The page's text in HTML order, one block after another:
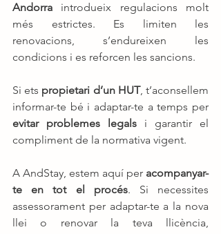
Andorra introdueix regulacions molt
més estrictes. Es limiten les
renovacions, s’endureixen les
condicions i es reforcen les sancions.
Si ets propietari d’un HUT, t’aconsellem
evitar problemes legals i garantir el
compliment de la normativa vigent.
A AndStay, estem aquí per acompanyar-
te en tot el procés. Si necessites
assessorament per adaptar-te a la nova